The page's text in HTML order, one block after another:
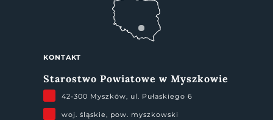
KONTAKT
Starostwo Powiatowe w Myszkowie
42-300 Myszków, ul. Pułaskiego 6
woj. śląskie, pow. myszkowski